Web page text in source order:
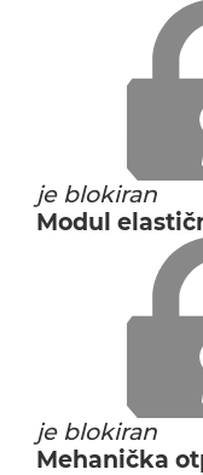
je blokiran
Modul
je blokiran
Mehanička